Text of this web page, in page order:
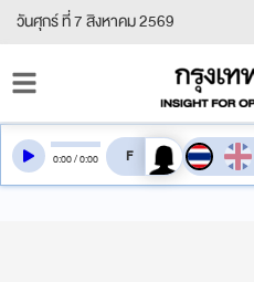
วันศุกร์ ที่ 7 สิงหาคม 2569
0:00/0:00 สลับเสียงอ่าน